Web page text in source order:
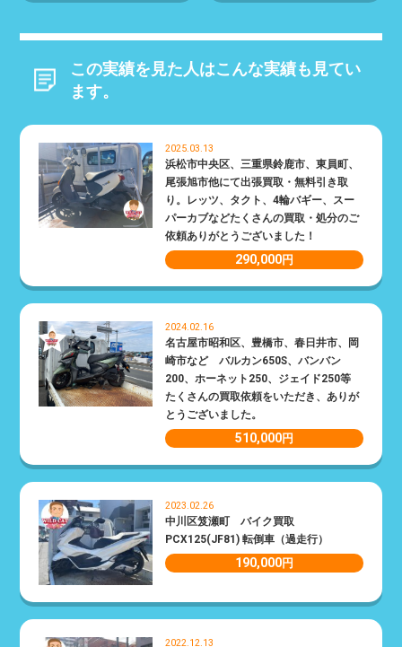
この実績を見た人はこんな実績も見てい
ます。
2025.03.13
浜松市中央区、三重県鈴鹿市、東員町、
尾張旭市他にて出張買取・無料引き取
り。レッツ、タクト、4輪バギー、スー
パーカブなどたくさんの買取・処分のご
依頼ありがとうございました！
290,000円
2024.02.16
名古屋市昭和区、豊橋市、春日井市、岡
崎市など バルカン650S、バンバン
200、ホーネット250、ジェイド250等
たくさんの買取依頼をいただき、ありが
とうございました。
510,000円
2023.02.26
中川区笈瀬町 バイク買取
PCX125(JF81) 転倒車（過走行）
190,000円
2022.12.13